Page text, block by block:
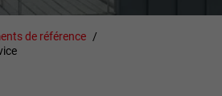
de référence